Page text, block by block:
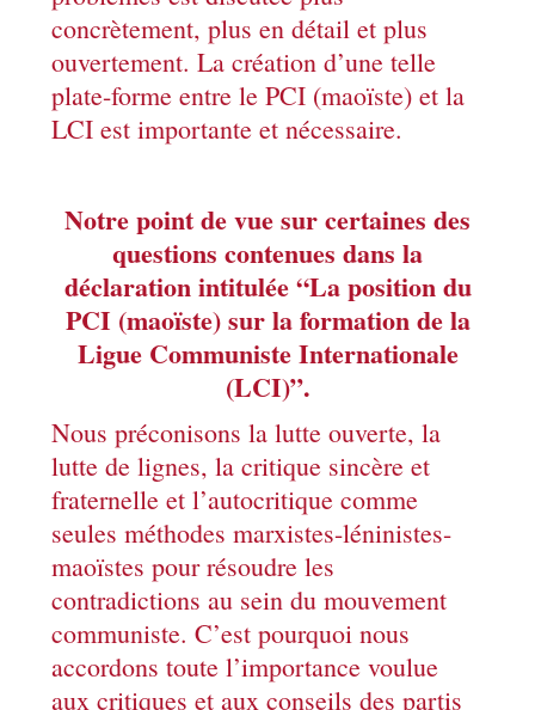
concrètement, plus en détail et plus
ouvertement. La création d’une telle
plate-forme entre le PCI (maoïste) et la
LCI est importante et nécessaire.
Notre point de vue sur certaines des
questions contenues dans la
déclaration intitulée “La position du
PCI (maoïste) sur la formation de la
Ligue Communiste Internationale
(LCI)”.
Nous préconisons la lutte ouverte, la
lutte de lignes, la critique sincère et
fraternelle et l’autocritique comme
seules méthodes marxistes-léninistes-
maoïstes pour résoudre les
contradictions au sein du mouvement
communiste. C’est pourquoi nous
accordons toute l’importance voulue
aux critiques et aux conseils des partis